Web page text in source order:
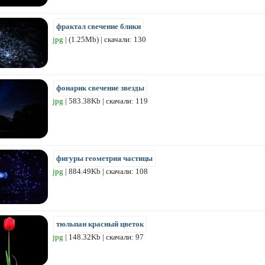
фрактал свечение блики
jpg | (1.25Mb) | скачали: 130
фонарик свечение звезды
jpg | 583.38Kb | скачали: 119
фигуры геометрия частицы
jpg | 884.49Kb | скачали: 108
тюльпан красный цветок
jpg | 148.32Kb | скачали: 97